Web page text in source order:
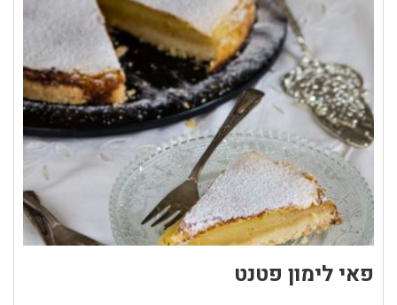
פאי לימון פטנט